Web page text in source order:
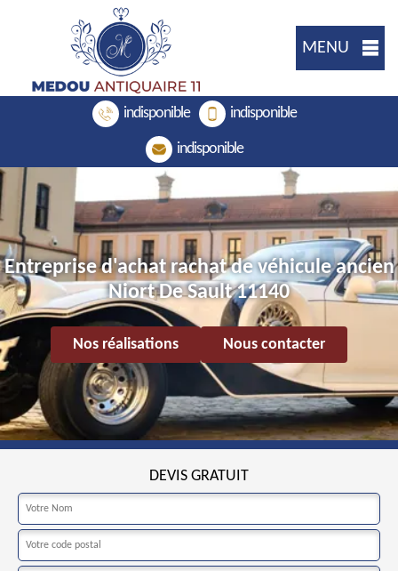
MENU
indisponible indisponible
indisponible
Entreprise d'achat rachat de véhicule ancien
Niort De Sault 11140
Nos réalisations Nous contacter
DEVIS GRATUIT